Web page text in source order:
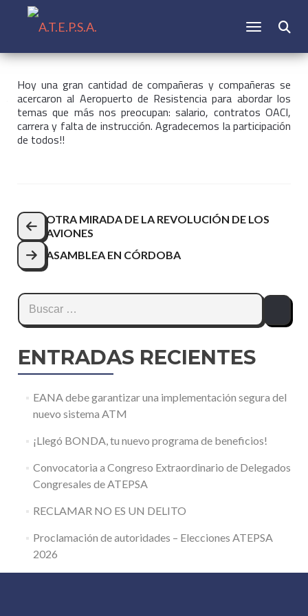
CAMBIAR
Hoy una gran cantidad de compañeras y compañeras se
acercaron al Aeropuerto de Resistencia para abordar los
temas que más nos preocupan: salario, contratos OACI,
carrera y falta de instrucción. Agradecemos la participación
de todos!!
Navegación
de
entradas
OTRA MIRADA DE LA REVOLUCIÓN DE LOS
AVIONES
ASAMBLEA EN CÓRDOBA
Buscar:
ENTRADAS RECIENTES
EANA debe garantizar una implementación segura del
nuevo sistema ATM
¡Llegó BONDA, tu nuevo programa de beneficios!
Convocatoria a Congreso Extraordinario de Delegados
Congresales de ATEPSA
RECLAMAR NO ES UN DELITO
Proclamación de autoridades – Elecciones ATEPSA
2026